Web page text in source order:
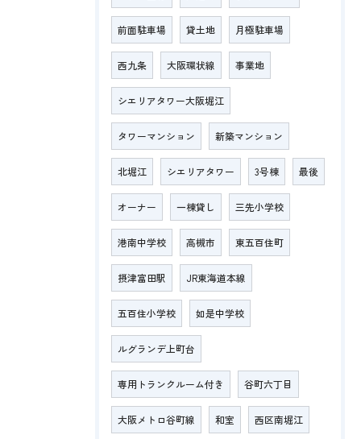
前面駐車場 貸土地 月極駐車場
西九条 大阪環状線 事業地
シエリアタワー大阪堀江
タワーマンション 新築マンション
北堀江 シエリアタワー 3号棟 最後
オーナー 一棟貸し 三先小学校
港南中学校 高槻市 東五百住町
摂津富田駅 JR東海道本線
五百住小学校 如是中学校
ルグランデ上町台
専用トランクルーム付き 谷町六丁目
大阪メトロ谷町線 和室 西区南堀江